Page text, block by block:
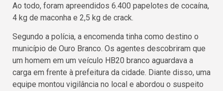
Ao todo, foram apreendidos 6.400 papelotes de cocaína,
4 kg de maconha e 2,5 kg de crack.
Segundo a polícia, a encomenda tinha como destino o
município de Ouro Branco. Os agentes descobriram que
um homem em um veículo HB20 branco aguardava a
carga em frente à prefeitura da cidade. Diante disso, uma
equipe montou vigilância no local e abordou o suspeito